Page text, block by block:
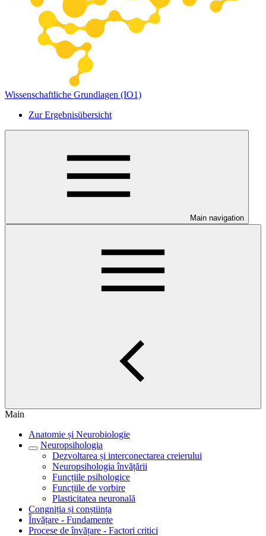
Wissenschaftliche Grundlagen (IO1)
Zur Ergebnisübersicht
Main navigation
Main
Anatomie și Neurobiologie
Neuropsihologia
Dezvoltarea și interconectarea creierului
Neuropsihologia învățării
Funcțiile psihologice
Funcțiile de vorbire
Plasticitatea neuronală
Congniția și conștiința
Învățare - Fundamente
Procese de învățare - Factori critici